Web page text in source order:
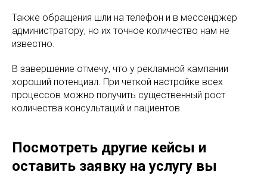
Также обращения шли на телефон и в мессенджер
администратору, но их точное количество нам не
известно.
В завершение отмечу, что у рекламной кампании
хороший потенциал. При четкой настройке всех
процессов можно получить существенный рост
количества консультаций и пациентов.
Посмотреть другие кейсы и
оставить заявку на услугу вы